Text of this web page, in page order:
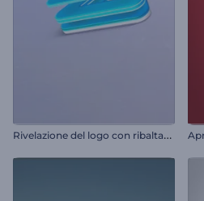
R
ivelazione del logo con ribaltamento dei livelli